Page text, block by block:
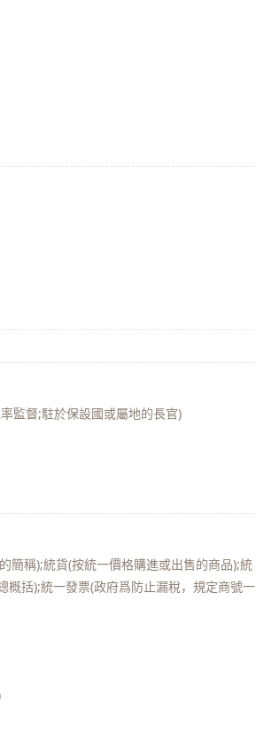
監督;駐於保設國或屬地的長官)
簡稱);統貨(按統一價格購進或出售的商品);統
概括);統一發票(政府爲防止漏稅，規定商號一